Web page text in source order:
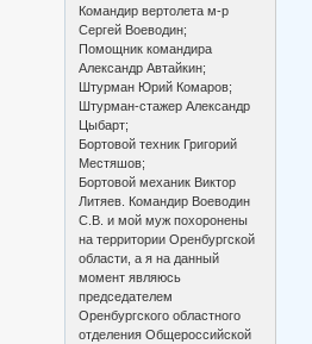
Командир вертолета м-р
Сергей Воеводин;
Помощник командира
Александр Автайкин;
Штурман Юрий Комаров;
Штурман-стажер Александр
Цыбарт;
Бортовой техник Григорий
Местяшов;
Бортовой механик Виктор
Литяев. Командир Воеводин
С.В. и мой муж похоронены
на территории Оренбургской
области, а я на данный
момент являюсь
председателем
Оренбургского областного
отделения Общероссийской